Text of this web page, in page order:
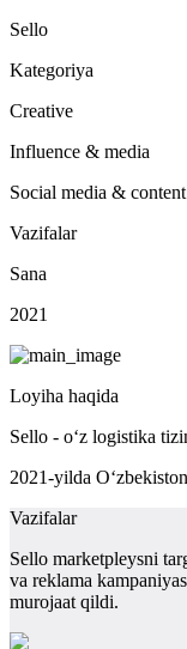
Sello
Kategoriya
Creative
Influence & media
Social media & content
Vazifalar
Sana
2021
Loyiha haqida
Sello - o‘z logistika
2021-yilda
Vazifalar
Sello marketpleysni
va reklama
murojaat qildi.